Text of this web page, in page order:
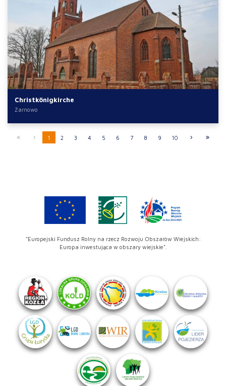
Christkönigkirche
Żarnowo
1 2 3 4 5 6 7 8 9 10
"Europejski Fundusz Rolny na rzecz Rozwoju Obszarów Wiejskich:
Europa inwestująca w obszary wiejskie".